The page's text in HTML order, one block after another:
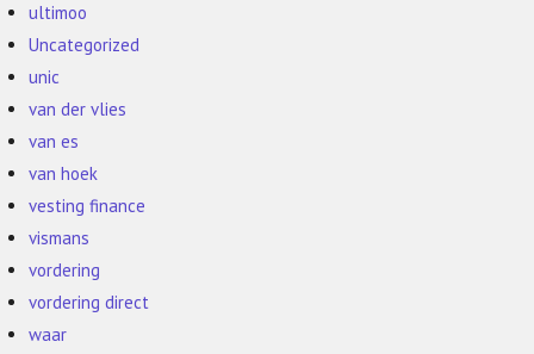
ultimoo
Uncategorized
unic
van der vlies
van es
van hoek
vesting finance
vismans
vordering
vordering direct
waar